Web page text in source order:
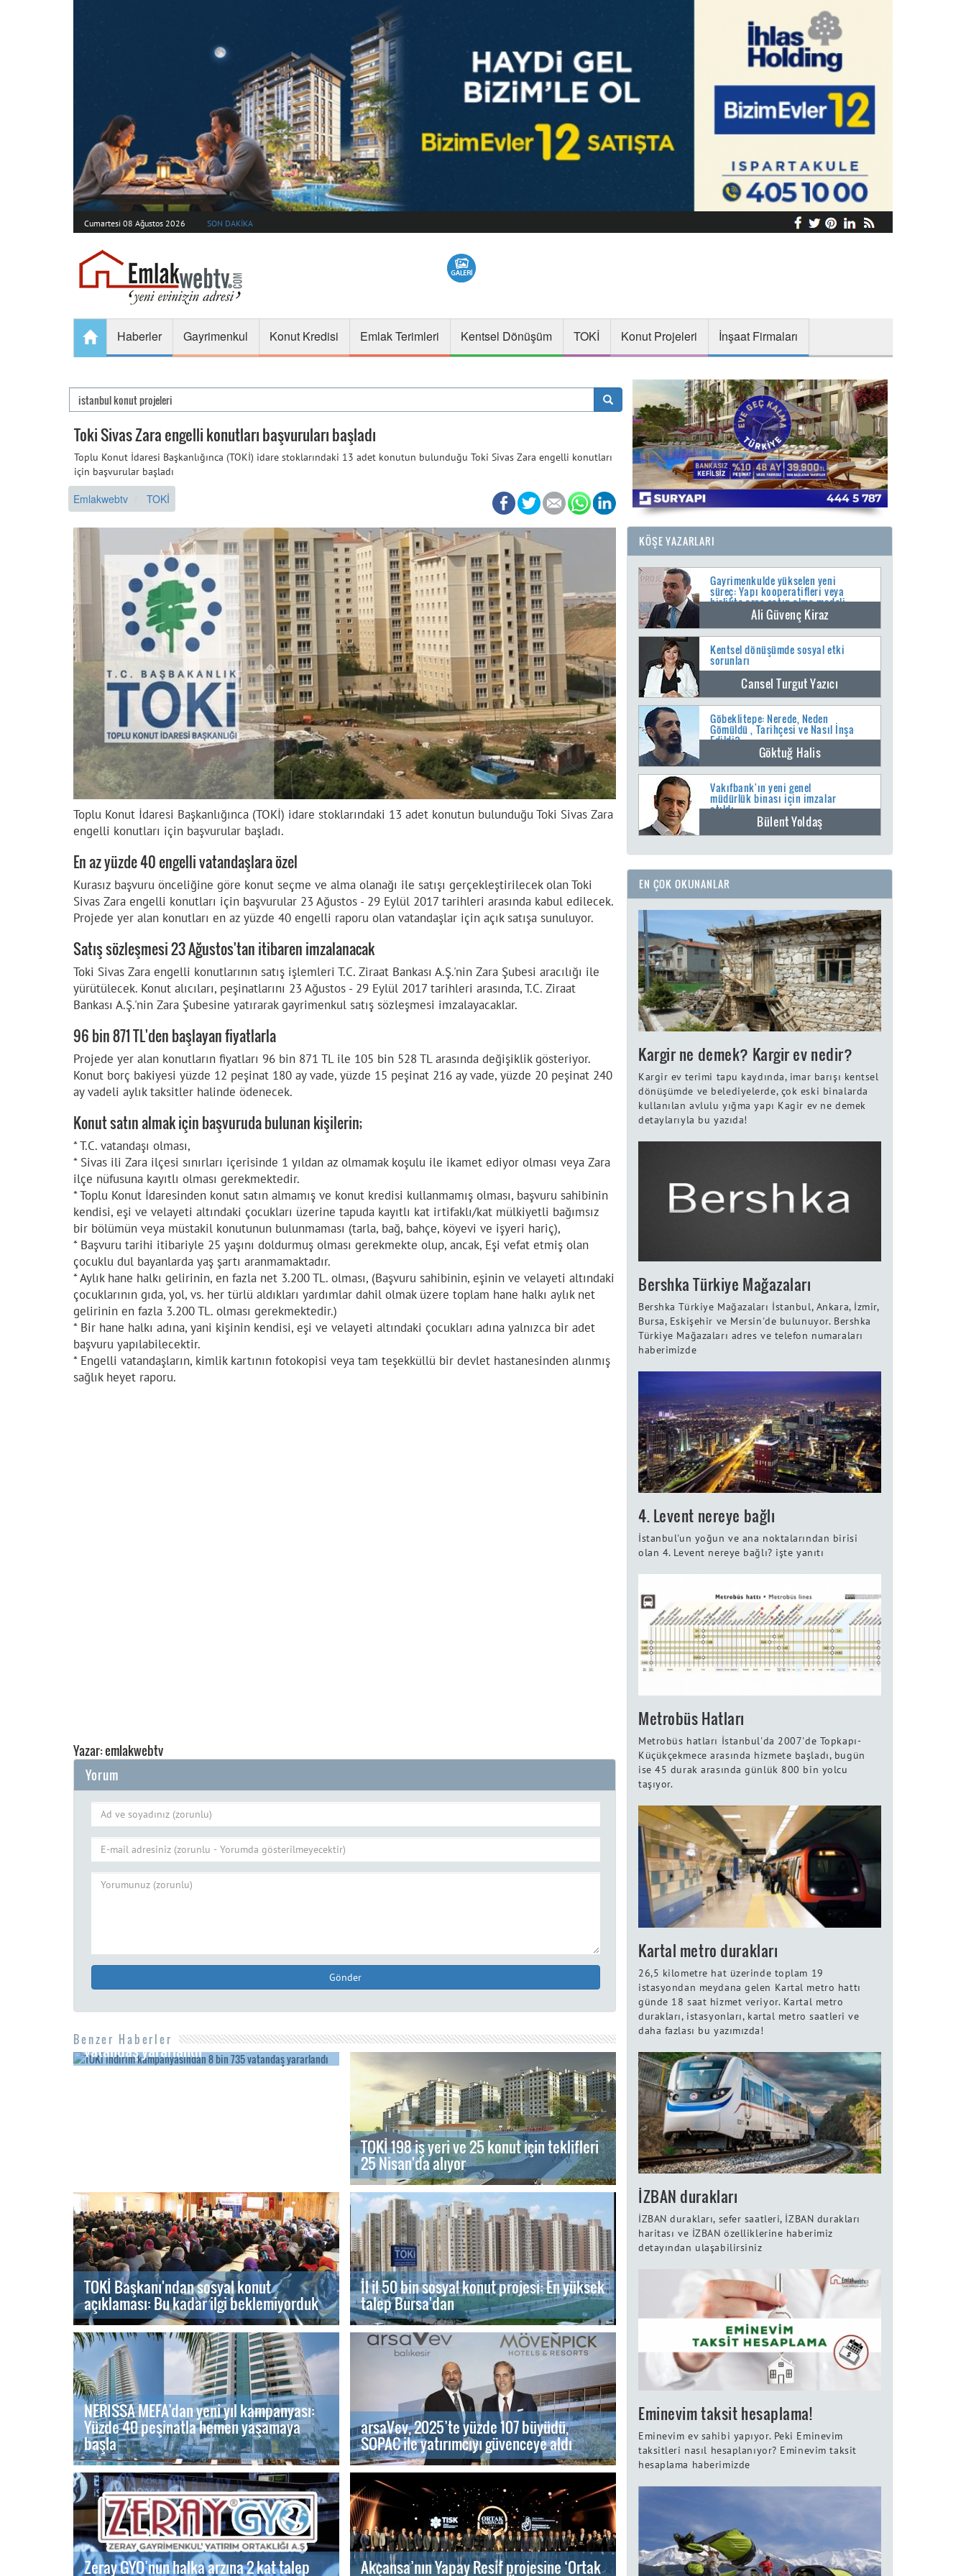
Cumartesi 08 Ağustos 2026 SON DAKİKA
Haberler Gayrimenkul Konut Kredisi Emlak Terimleri Kentsel Dönüşüm TOKİ Konut Projeleri İnşaat Firmaları
Toki Sivas Zara engelli konutları başvuruları başladı
Toplu Konut İdaresi Başkanlığınca (TOKİ) idare stoklarındaki 13 adet konutun bulunduğu Toki Sivas Zara engelli konutları
için başvurular başladı
Emlakwebtv TOKİ
Toplu Konut İdaresi Başkanlığınca (TOKİ) idare stoklarındaki 13 adet konutun bulunduğu Toki Sivas Zara
engelli konutları için başvurular başladı.
En az yüzde 40 engelli vatandaşlara özel
Kurasız başvuru önceliğine göre konut seçme ve alma olanağı ile satışı gerçekleştirilecek olan Toki
Sivas Zara engelli konutları için başvurular 23 Ağustos - 29 Eylül 2017 tarihleri arasında kabul edilecek.
Projede yer alan konutları en az yüzde 40 engelli raporu olan vatandaşlar için açık satışa sunuluyor.
Satış sözleşmesi 23 Ağustos'tan itibaren imzalanacak
Toki Sivas Zara engelli konutlarının satış işlemleri T.C. Ziraat Bankası A.Ş.'nin Zara Şubesi aracılığı ile
yürütülecek. Konut alıcıları, peşinatlarını 23 Ağustos - 29 Eylül 2017 tarihleri arasında, T.C. Ziraat
Bankası A.Ş.'nin Zara Şubesine yatırarak gayrimenkul satış sözleşmesi imzalayacaklar.
96 bin 871 TL'den başlayan fiyatlarla
Projede yer alan konutların fiyatları 96 bin 871 TL ile 105 bin 528 TL arasında değişiklik gösteriyor.
Konut borç bakiyesi yüzde 12 peşinat 180 ay vade, yüzde 15 peşinat 216 ay vade, yüzde 20 peşinat 240
ay vadeli aylık taksitler halinde ödenecek.
Konut satın almak için başvuruda bulunan kişilerin;
* T.C. vatandaşı olması,
* Sivas ili Zara ilçesi sınırları içerisinde 1 yıldan az olmamak koşulu ile ikamet ediyor olması veya Zara
ilçe nüfusuna kayıtlı olması gerekmektedir.
* Toplu Konut İdaresinden konut satın almamış ve konut kredisi kullanmamış olması, başvuru sahibinin
kendisi, eşi ve velayeti altındaki çocukları üzerine tapuda kayıtlı kat irtifaklı/kat mülkiyetli bağımsız
bir bölümün veya müstakil konutunun bulunmaması (tarla, bağ, bahçe, köyevi ve işyeri hariç),
* Başvuru tarihi itibariyle 25 yaşını doldurmuş olması gerekmekte olup, ancak, Eşi vefat etmiş olan
çocuklu dul bayanlarda yaş şartı aranmamaktadır.
* Aylık hane halkı gelirinin, en fazla net 3.200 TL. olması, (Başvuru sahibinin, eşinin ve velayeti altındaki
çocuklarının gıda, yol, vs. her türlü aldıkları yardımlar dahil olmak üzere toplam hane halkı aylık net
gelirinin en fazla 3.200 TL. olması gerekmektedir.)
* Bir hane halkı adına, yani kişinin kendisi, eşi ve velayeti altındaki çocukları adına yalnızca bir adet
başvuru yapılabilecektir.
* Engelli vatandaşların, kimlik kartının fotokopisi veya tam teşekküllü bir devlet hastanesinden alınmış
sağlık heyet raporu.
Yazar: emlakwebtv
Yorum
Gönder
Benzer Haberler
TOKİ indirim kampanyasından 8 bin 735
vatandaş yararlandı
TOKİ 198 iş yeri ve 25 konut için teklifleri
25 Nisan'da alıyor
TOKİ Başkanı'ndan sosyal konut
açıklaması: Bu kadar ilgi beklemiyorduk
İl il 50 bin sosyal konut projesi: En yüksek
talep Bursa'dan
NERISSA MEFA’dan yeni yıl kampanyası:
Yüzde 40 peşinatla hemen yaşamaya
başla
arsaVev, 2025’te yüzde 107 büyüdü,
SOPAC ile yatırımcıyı güvenceye aldı
Zeray GYO’nun halka arzına 2 kat talep Akçansa’nın Yapay Resif projesine ‘Ortak
KÖŞE YAZARLARI
Gayrimenkulde yükselen yeni
süreç: Yapı kooperatifleri veya
birlikte arsa satın alma modeli
Ali Güvenç Kiraz
Kentsel dönüşümde sosyal etki
sorunları
Cansel Turgut Yazıcı
Göbeklitepe: Nerede, Neden
Gömüldü , Tarihçesi ve Nasıl İnşa
Edildi?
Göktuğ Halis
Vakıfbank'ın yeni genel
müdürlük binası için imzalar
atıldı
Bülent Yoldaş
EN ÇOK OKUNANLAR
Kargir ne demek? Kargir ev nedir?
Kargir ev terimi tapu kaydında, imar barışı kentsel
dönüşümde ve belediyelerde, çok eski binalarda
kullanılan avlulu yığma yapı Kagir ev ne demek
detaylarıyla bu yazıda!
Bershka Türkiye Mağazaları
Bershka Türkiye Mağazaları İstanbul, Ankara, İzmir,
Bursa, Eskişehir ve Mersin'de bulunuyor. Bershka
Türkiye Mağazaları adres ve telefon numaraları
haberimizde
4. Levent nereye bağlı
İstanbul'un yoğun ve ana noktalarından birisi
olan 4. Levent nereye bağlı? işte yanıtı
Metrobüs Hatları
Metrobüs hatları İstanbul'da 2007'de Topkapı-
Küçükçekmece arasında hizmete başladı, bugün
ise 45 durak arasında günlük 800 bin yolcu
taşıyor.
Kartal metro durakları
26,5 kilometre hat üzerinde toplam 19
istasyondan meydana gelen Kartal metro hattı
günde 18 saat hizmet veriyor. Kartal metro
durakları, istasyonları, kartal metro saatleri ve
daha fazlası bu yazımızda!
İZBAN durakları
İZBAN durakları, sefer saatleri, İZBAN durakları
haritası ve İZBAN özelliklerine haberimiz
detayından ulaşabilirsiniz
Eminevim taksit hesaplama!
Eminevim ev sahibi yapıyor. Peki Eminevim
taksitleri nasıl hesaplanıyor? Eminevim taksit
hesaplama haberimizde